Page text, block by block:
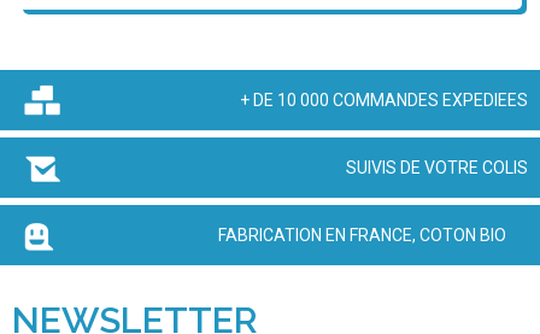
+ DE 10 000 COMMANDES EXPEDIEES
SUIVIS DE VOTRE COLIS
FABRICATION EN FRANCE, COTON BIO
NEWSLETTER